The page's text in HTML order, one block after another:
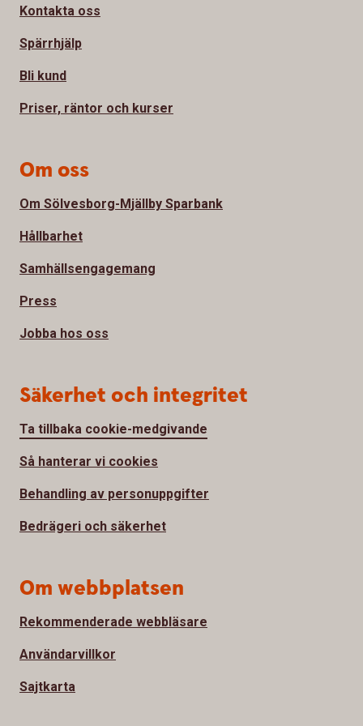
Kontakta oss
Spärrhjälp
Bli kund
Priser, räntor och kurser
Om oss
Om Sölvesborg-Mjällby Sparbank
Hållbarhet
Samhällsengagemang
Press
Jobba hos oss
Säkerhet och integritet
Ta tillbaka cookie-medgivande
Så hanterar vi cookies
Behandling av personuppgifter
Bedrägeri och säkerhet
Om webbplatsen
Rekommenderade webbläsare
Användarvillkor
Sajtkarta